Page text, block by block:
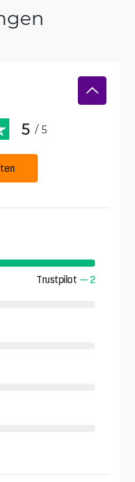
5 / 5
Trustpilot — 2